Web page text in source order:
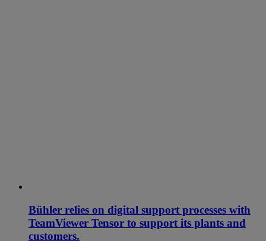
Bühler relies on digital support processes with
TeamViewer Tensor to support its plants and
customers.